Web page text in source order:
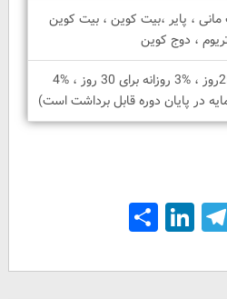
، پایر ،بیت کوین ، بیت کوین
، دوج کوین
پلنها : %2.5 روزانه برای 25روز ، %3 روزانه برای 30 روز ، %4
Telegram
LinkedIn
Share